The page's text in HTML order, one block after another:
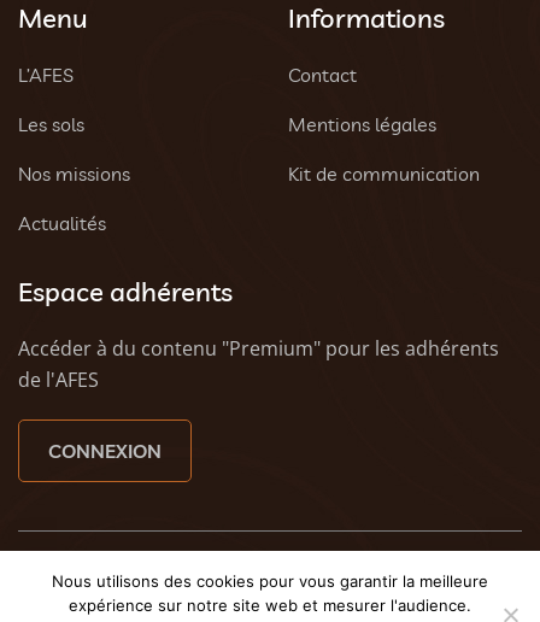
Menu
L’AFES
Les sols
Nos missions
Actualités
Informations
Contact
Mentions légales
Kit de communication
Espace adhérents
Accéder à du contenu "Premium" pour les adhérents
de l'AFES
CONNEXION
© 2023 AFES - Tous droits réservés - Une créationTony
Oheix : Agence Web CaenetWeezy - Agence web à
Nous utilisons des cookies pour vous garantir la meilleure
expérience sur notre site web et mesurer l'audience.